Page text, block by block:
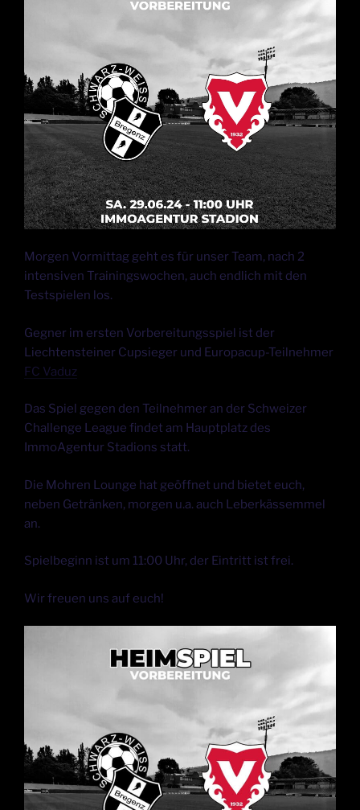
Morgen Vormittag geht es für unser Team, nach 2
intensiven Trainingswochen, auch endlich mit den
Testspielen los.
Gegner im ersten Vorbereitungsspiel ist der
Liechtensteiner Cupsieger und Europacup-Teilnehmer
FC Vaduz
Das Spiel gegen den Teilnehmer an der Schweizer
Challenge League findet am Hauptplatz des
ImmoAgentur Stadions statt.
Die Mohren Lounge hat geöffnet und bietet euch,
neben Getränken, morgen u.a. auch Leberkässemmel
an.
Spielbeginn ist um 11:00 Uhr, der Eintritt ist frei.
Wir freuen uns auf euch!